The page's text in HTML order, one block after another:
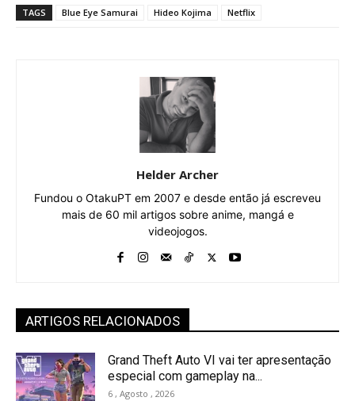
TAGS Blue Eye Samurai Hideo Kojima Netflix
Helder Archer
Fundou o OtakuPT em 2007 e desde então já escreveu
mais de 60 mil artigos sobre anime, mangá e
videojogos.
ARTIGOS RELACIONADOS
Grand Theft Auto VI vai ter apresentação
especial com gameplay na...
6 , Agosto , 2026